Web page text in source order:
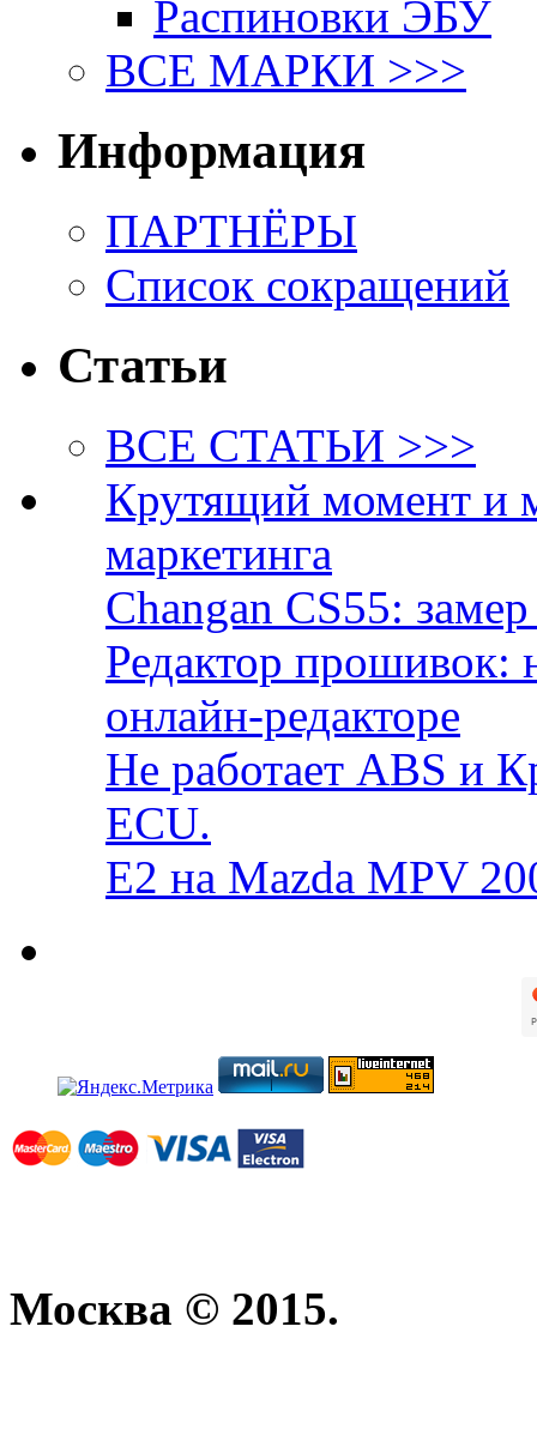
Распиновки ЭБУ
ВСЕ МАРКИ >>>
Информация
ПАРТНЁРЫ
Список сокращений
Статьи
ВСЕ СТАТЬИ >>>
Крутящий момент и
маркетинга
Changan CS55:
Редактор прошивок:
онлайн-редакторе
Не работает ABS и
ECU.
E2 на Mazda MPV
Москва © 2015.